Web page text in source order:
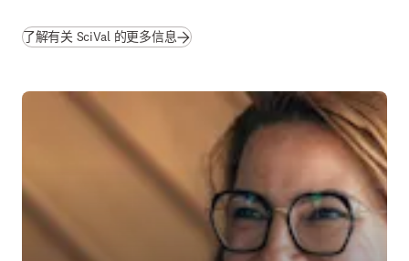
了解有关 SciVal 的更多信息